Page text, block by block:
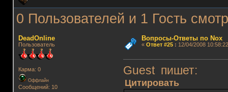
0 Пользователей и 1 Гость
DeadOnline
Пользователь
Карма: 0
Оффлайн
Сообщений: 10
Вопросы-Ответы по Nox
« Ответ #25: 12/04/2008
Guest пишет:
Цитировать